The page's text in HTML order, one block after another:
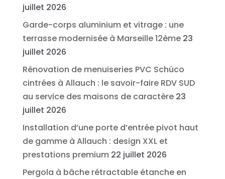
juillet 2026
Garde-corps aluminium et vitrage : une
terrasse modernisée à Marseille 12ème 23
juillet 2026
Rénovation de menuiseries PVC Schüco
cintrées à Allauch : le savoir-faire RDV SUD
au service des maisons de caractère 23
juillet 2026
Installation d’une porte d’entrée pivot haut
de gamme à Allauch : design XXL et
prestations premium 22 juillet 2026
Pergola à bâche rétractable étanche en